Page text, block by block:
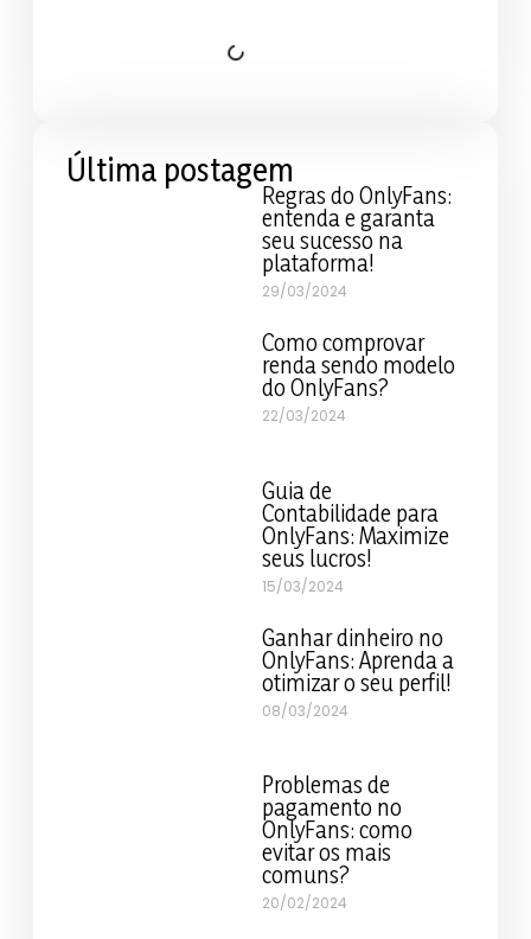
Última postagem
Regras do OnlyFans:
entenda e garanta
seu sucesso na
plataforma!
29/03/2024
Como comprovar
renda sendo modelo
do OnlyFans?
22/03/2024
Guia de
Contabilidade para
OnlyFans: Maximize
seus lucros!
15/03/2024
Ganhar dinheiro no
OnlyFans: Aprenda a
otimizar o seu perfil!
08/03/2024
Problemas de
pagamento no
OnlyFans: como
evitar os mais
comuns?
20/02/2024